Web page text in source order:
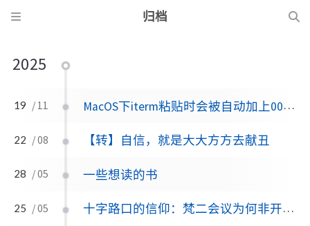
归档
2025
19 / 11 MacOS下iterm粘贴时会被自动加上00~和01~的问题
22 / 08 【转】自信，就是大大方方去献丑
28 / 05 一些想读的书
25 / 05 十字路口的信仰：梵二会议为何非开不可？——一位‘过渡教宗’的惊世豪赌与教会重生之路｜AI帮我研究梵二会议